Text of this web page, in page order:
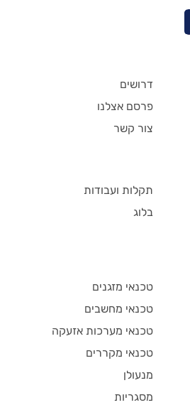
דרושים
פרסם אצלנו
צור קשר
תקלות ועבודות
בלוג
טכנאי מזגנים
טכנאי מחשבים
טכנאי מערכות אזעקה
טכנאי מקררים
מנעולן
מסגריות